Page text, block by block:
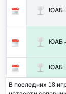
ЮАБ
ЮАБ
ЮАБ
В последних 18